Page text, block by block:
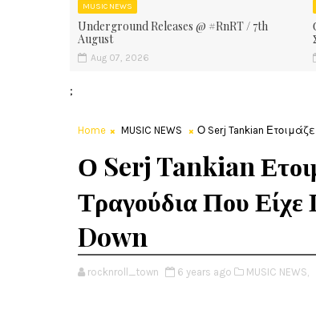
MUSIC NEWS
Underground Releases @ #RnRT / 7th
August
Aug 07, 2026
;
Home MUSIC NEWS Ο Serj Tankian
Ο Serj Tankian
Τραγούδια Που
Down
rocknroll_town 6 years ago MUSIC NEWS,